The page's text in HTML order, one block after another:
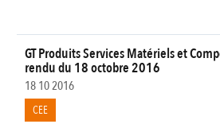
GT Produits Services Matériels et
rendu du 18 octobre 2016
18 10 2016
CEE